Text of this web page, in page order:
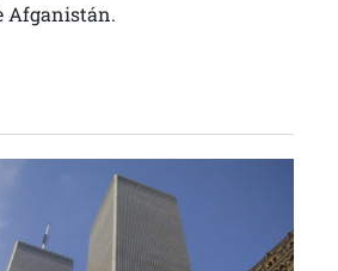
Afganistán.